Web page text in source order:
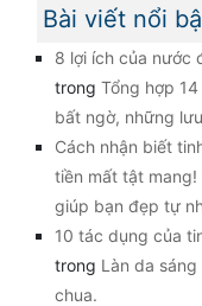
Bài viết nổi
8 lợi ích của nước
trong Tổng hợp
bất ngờ, những
Cách nhận biết
tiền mất tật mang!
giúp bạn đẹp tự
10 tác dụng của
trong Làn da
chua.